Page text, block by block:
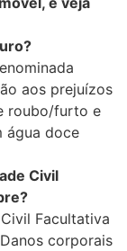
aos prejuízos
roubo/furto e
água doce
Civil
Facultativa
corporais